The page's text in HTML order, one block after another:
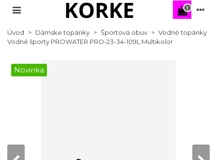
1
Úvod > Dámske topánky > Športová obuv > Vodné topánky
Vodné športy PROWATER PRO-23-34-109L Multikolor
Novinka